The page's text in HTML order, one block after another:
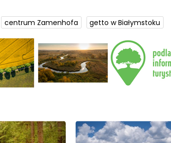
centrum Zamenhofa getto w Białymstoku